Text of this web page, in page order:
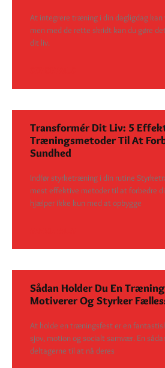
At integrere træning i din dagligdag kan
men med de rette skridt kan du gøre
dit liv.
Transformér Dit Liv: 5
Træningsmetoder Til At
Sundhed
Indfør styrketræning i din rutine
mest effektive metoder til at forbedre
hjælper ikke kun med at opbygge
Sådan Holder Du En
Motiverer Og Styrker
At holde en træningsfest er en
sjov, motion og socialt samvær. En
deltagerne til at nå deres